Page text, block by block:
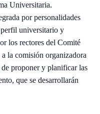
Universitaria.
por personalidades
perfil universitario y
los rectores del Comité
la comisión organizadora
proponer y planificar las
que se desarrollarán